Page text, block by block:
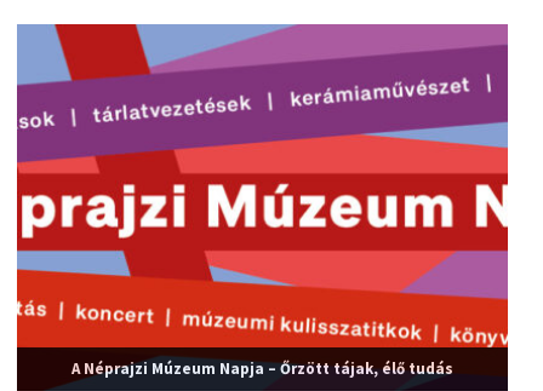
A Néprajzi Múzeum Napja – Őrzött tájak, élő tudás